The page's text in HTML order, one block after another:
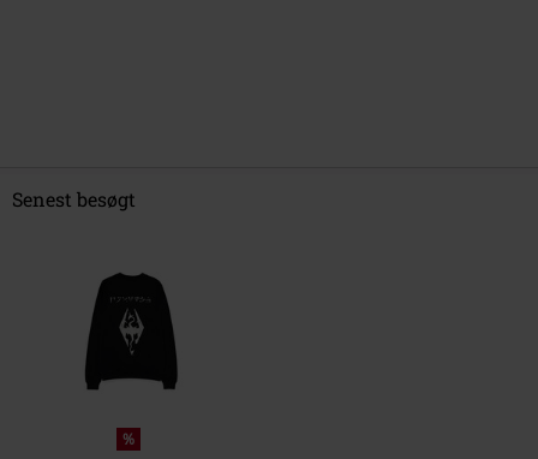
Senest besøgt
%